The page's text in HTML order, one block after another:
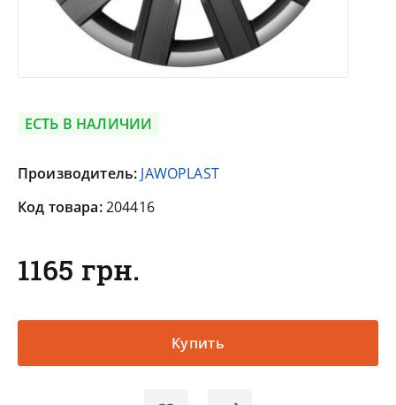
ЕСТЬ В НАЛИЧИИ
Производитель: JAWOPLAST
Код товара:204416
1165 грн.
Купить